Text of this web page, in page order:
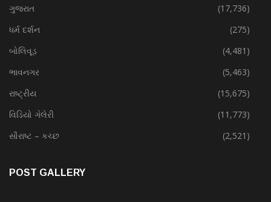
ગુજરાત
(17,736)
ધર્મ દર્શન
(275)
બોલિવૂડ
(4,481)
ભાવનગર
(5,463)
રાષ્ટ્રીય
(15,675)
વિડિયો ગેલેરી
(11,773)
સૌરાષ્ટ – કચ્છ
(2,521)
POST GALLERY